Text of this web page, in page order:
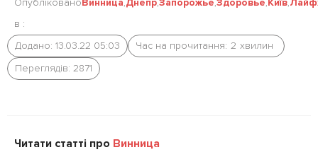
Опубліковано
в :
Винница,Днепр,Запорожье,Здоровье,Київ,
Додано: 13.03.22 05:03 Час на прочитання: 2 хвилин
Переглядів: 2871
Читати статті про Винница